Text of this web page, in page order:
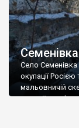
Семенівка
Село Семенівка
окупації
мальовничій
локації для